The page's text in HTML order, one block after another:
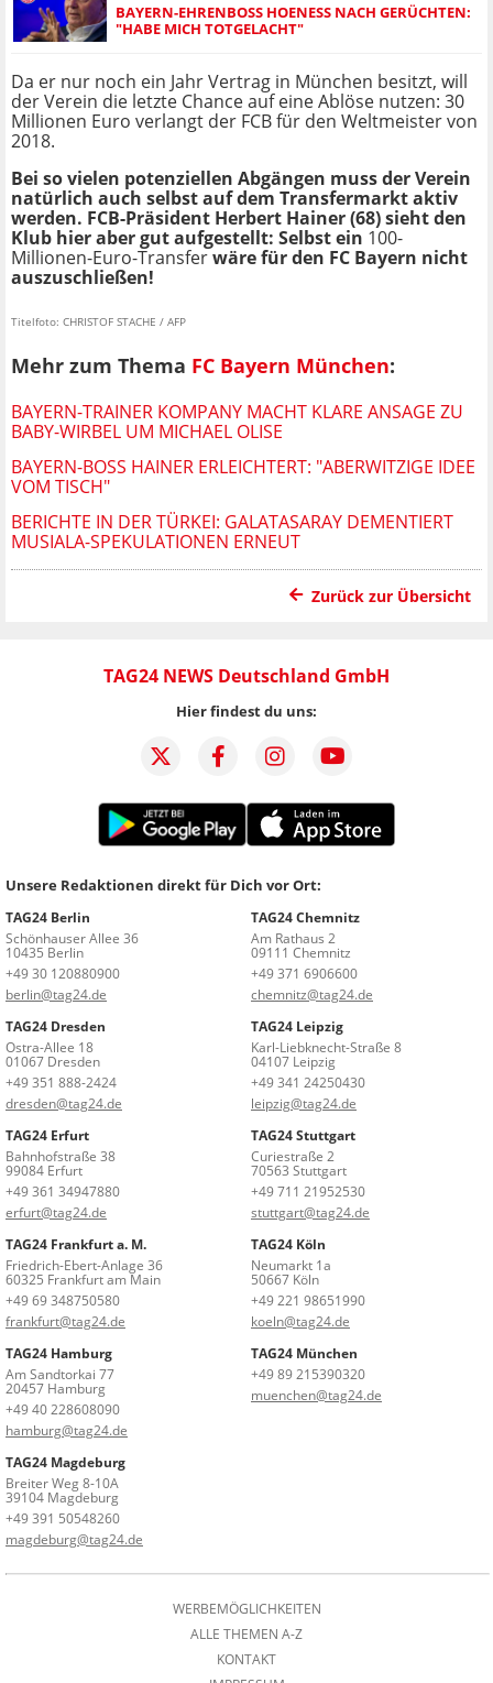
BAYERN-EHRENBOSS HOENESS NACH GERÜCHTEN: "
HABE MICH TOTGELACHT"
Da er nur noch ein Jahr Vertrag in München besitzt, will
der Verein die letzte Chance auf eine Ablöse nutzen: 30
Millionen Euro verlangt der FCB für den Weltmeister von
2018.
Bei so vielen potenziellen Abgängen muss der Verein
natürlich auch selbst auf dem Transfermarkt aktiv
werden. FCB-Präsident Herbert Hainer (68) sieht den
Klub hier aber gut aufgestellt: Selbst ein 100-
Millionen-Euro-Transferwäre für den FC Bayern nicht
auszuschließen!
Titelfoto: CHRISTOF STACHE / AFP
Mehr zum Thema FC Bayern München:
BAYERN-TRAINER KOMPANY MACHT KLARE ANSAGE ZU
BABY-WIRBEL UM MICHAEL OLISE
BAYERN-BOSS HAINER ERLEICHTERT: "ABERWITZIGE IDEE
VOM TISCH"
BERICHTE IN DER TÜRKEI: GALATASARAY DEMENTIERT
MUSIALA-SPEKULATIONEN ERNEUT
Zurück zur Übersicht
TAG24 NEWS Deutschland GmbH
Hier findest du uns:
Unsere Redaktionen direkt für Dich vor Ort:
TAG24 Berlin
Schönhauser Allee 36
10435 Berlin
+49 30 120880900
berlin@tag24.de
TAG24 Chemnitz
Am Rathaus 2
09111 Chemnitz
+49 371 6906600
chemnitz@tag24.de
TAG24 Dresden
Ostra-Allee 18
01067 Dresden
+49 351 888-2424
dresden@tag24.de
TAG24 Leipzig
Karl-Liebknecht-Straße 8
04107 Leipzig
+49 341 24250430
leipzig@tag24.de
TAG24 Erfurt
Bahnhofstraße 38
99084 Erfurt
+49 361 34947880
erfurt@tag24.de
TAG24 Stuttgart
Curiestraße 2
70563 Stuttgart
+49 711 21952530
stuttgart@tag24.de
TAG24 Frankfurt a. M.
Friedrich-Ebert-Anlage 36
60325 Frankfurt am Main
+49 69 348750580
frankfurt@tag24.de
TAG24 Köln
Neumarkt 1a
50667 Köln
+49 221 98651990
koeln@tag24.de
TAG24 Hamburg
Am Sandtorkai 77
20457 Hamburg
+49 40 228608090
hamburg@tag24.de
TAG24 München
+49 89 215390320
muenchen@tag24.de
TAG24 Magdeburg
Breiter Weg 8-10A
39104 Magdeburg
+49 391 50548260
magdeburg@tag24.de
WERBEMÖGLICHKEITEN
ALLE THEMEN A-Z
KONTAKT